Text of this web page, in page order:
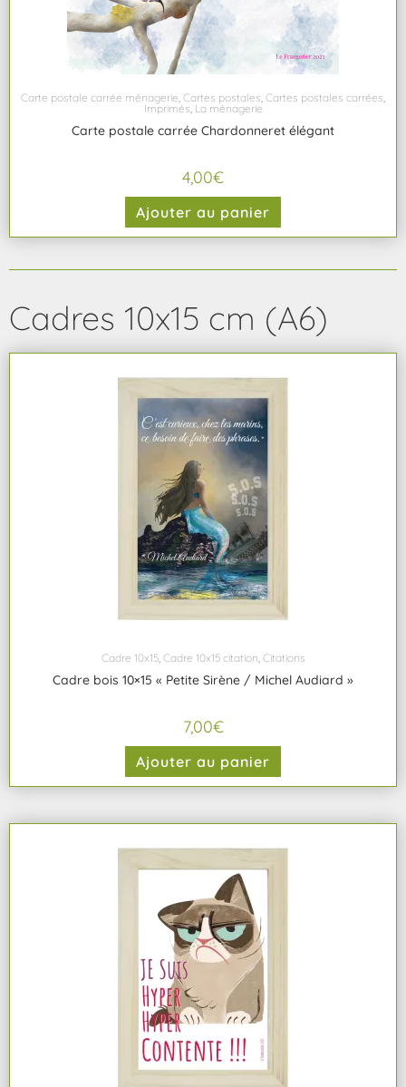
Carte postale carrée ménagerie, Cartes postales, Cartes postales carrées,
Imprimés, La ménagerie
Carte postale carrée Chardonneret élégant
4,00€
Ajouter au panier
Cadres 10x15 cm (A6)
Cadre 10x15, Cadre 10x15 citation, Citations
Cadre bois 10×15 « Petite Sirène / Michel Audiard »
7,00€
Ajouter au panier